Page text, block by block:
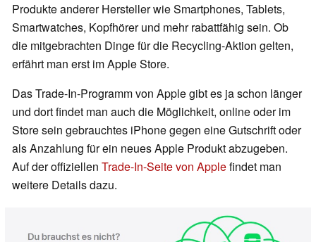
Produkte anderer Hersteller wie Smartphones, Tablets,
Smartwatches, Kopfhörer und mehr rabattfähig sein. Ob
die mitgebrachten Dinge für die Recycling-Aktion gelten,
erfährt man erst im Apple Store.
Das Trade-In-Programm von Apple gibt es ja schon länger
und dort findet man auch die Möglichkeit, online oder im
Store sein gebrauchtes iPhone gegen eine Gutschrift oder
als Anzahlung für ein neues Apple Produkt abzugeben.
Auf der offiziellen Trade-In-Seite von Applefindet man
weitere Details dazu.